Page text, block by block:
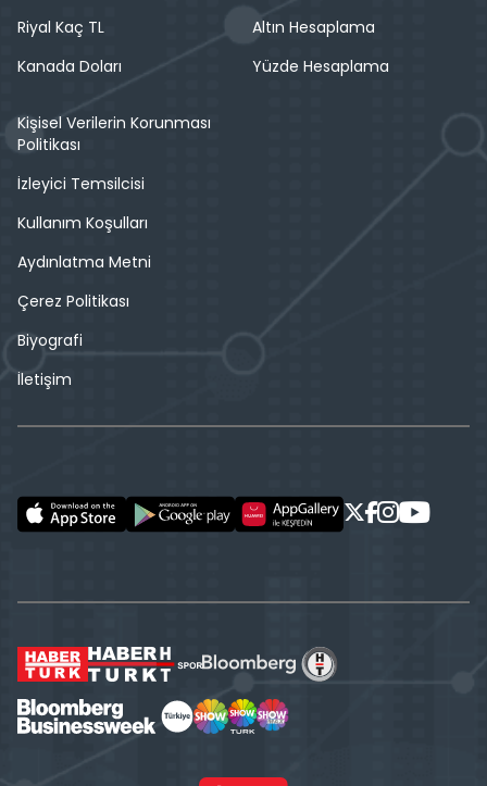
Riyal Kaç TL
Kanada Doları
Altın Hesaplama
Yüzde Hesaplama
Kişisel Verilerin Korunması
Politikası
İzleyici Temsilcisi
Kullanım Koşulları
Aydınlatma Metni
Çerez Politikası
Biyografi
İletişim